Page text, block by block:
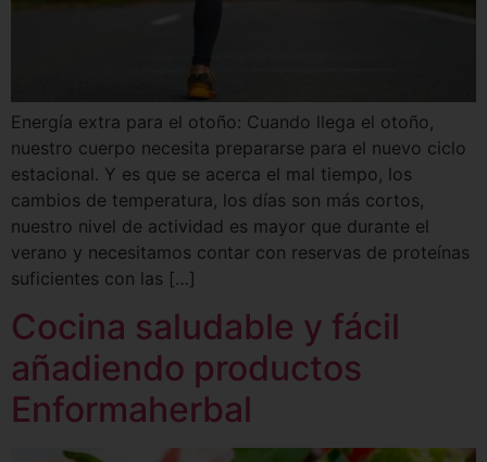
Energía extra para el otoño: Cuando llega el otoño,
nuestro cuerpo necesita prepararse para el nuevo ciclo
estacional. Y es que se acerca el mal tiempo, los
cambios de temperatura, los días son más cortos,
nuestro nivel de actividad es mayor que durante el
verano y necesitamos contar con reservas de proteínas
suficientes con las […]
Cocina saludable y fácil
añadiendo productos
Enformaherbal